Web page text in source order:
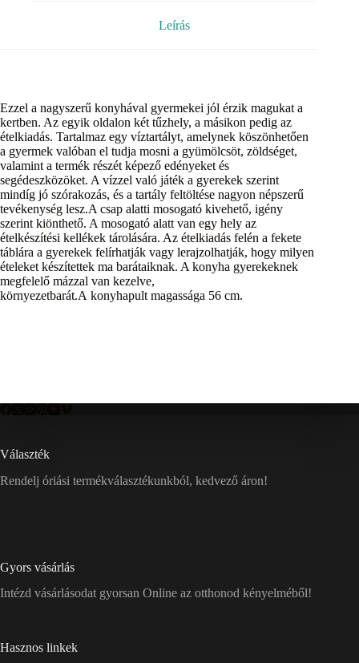
Leírás
Ezzel a nagyszerű konyhával gyermekei jól érzik magukat a
kertben. Az egyik oldalon két tűzhely, a másikon pedig az
ételkiadás. Tartalmaz egy víztartályt, amelynek köszönhetően
a gyermek valóban el tudja mosni a gyümölcsöt, zöldséget,
valamint a termék részét képező edényeket és
segédeszközöket. A vízzel való játék a gyerekek szerint
mindíg jó szórakozás, és a tartály feltöltése nagyon népszerű
tevékenység lesz.A csap alatti mosogató kivehető, igény
szerint kiönthető. A mosogató alatt van egy hely az
ételkészítési kellékek tárolására. Az ételkiadás felén a fekete
táblára a gyerekek felírhatják vagy lerajzolhatják, hogy milyen
ételeket készítettek ma barátaiknak. A konyha gyerekeknek
megfelelő mázzal van kezelve,
környezetbarát.A konyhapult magassága 56 cm.
Választék
Rendelj óriási termékválasztékunkból, kedvező áron!
Gyors vásárlás
Intézd vásárlásodat gyorsan Online az otthonod kényelméből!
Hasznos linkek